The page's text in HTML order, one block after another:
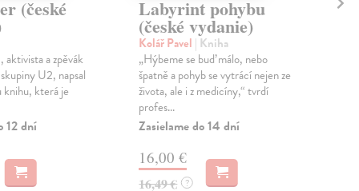
(české
aktivista a zpěvák
U2, napsal
knihu, která je
12 dní
Labyrint pohybu
(české vydanie)
Kolář Pavel | Kniha
„Hýbeme se buď málo, nebo
špatně a pohyb se vytrácí nejen ze
života, ale i z medicíny,“ tvrdí
profes...
Zasielame do 14 dní
16,00 €
16,49 € ?